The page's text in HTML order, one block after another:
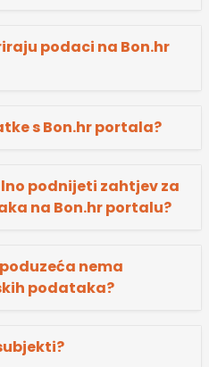
podaci na Bon.hr
s Bon.hr portala?
podnijeti zahtjev za
na Bon.hr portalu?
nema
podataka?